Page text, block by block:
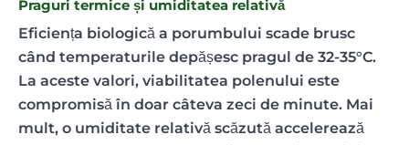
Praguri termice și umiditatea relativă
Eficiența biologică a porumbului scade brusc
când temperaturile depășesc pragul de 32-35°C.
La aceste valori, viabilitatea polenului este
compromisă în doar câteva zeci de minute. Mai
mult, o umiditate relativă scăzută accelerează